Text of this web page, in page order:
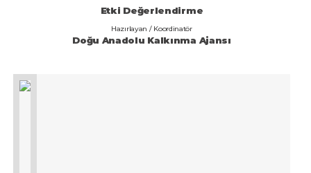
Etki Değerlendirme
Hazırlayan / Koordinatör
Doğu Anadolu Kalkınma Ajansı